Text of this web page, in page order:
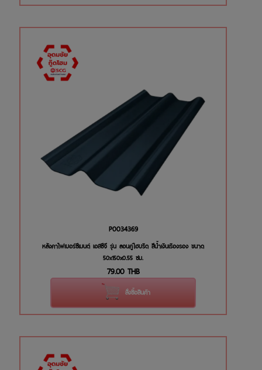
P0034369
หลังคาไฟเบอร์ซีเมนต์ เอสซีจี รุ่น ลอนคู่ไฮบริด สีน้ำเงินเรืองรอง ขนาด
50x150x0.55 ซม.
79.00 THB
สั่งซื้อสินค้า